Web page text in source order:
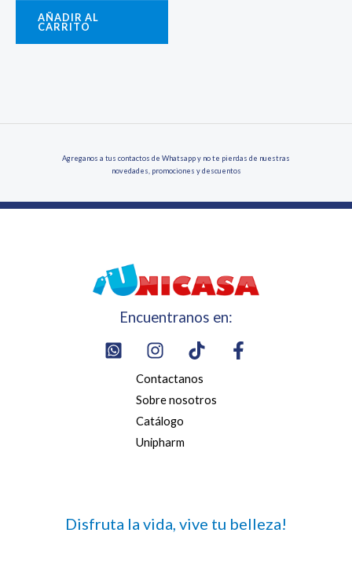
AÑADIR AL
CARRITO
Agreganos a tus contactos de Whatsapp y no te pierdas de nuestras
novedades, promociones y descuentos
Encuentranos en:
Contactanos
Sobre nosotros
Catálogo
Unipharm
Disfruta la vida, vive tu belleza!